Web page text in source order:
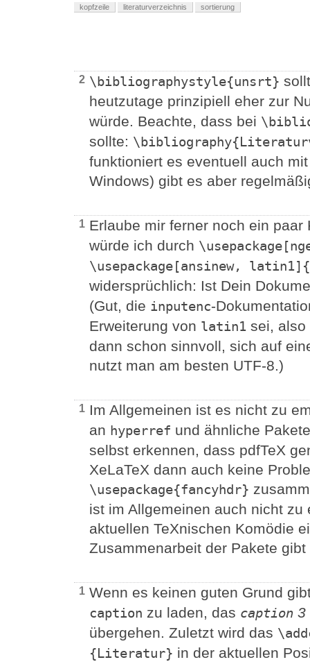
kopfzeile literaturverzeichnis sortierung
2 \bibliographystyle{unsrt}
heutzutage prinzipiell eher zur
würde. Beachte, dass bei
sollte:
funktioniert es eventuell auch
Windows) gibt es aber
1 Erlaube mir ferner noch ein
würde ich durch
\usepackage[ansinew,
widersprüchlich: Ist Dein
(Gut, die inputenc-
Erweiterung von latin1 sei, also
dann schon sinnvoll, sich auf
nutzt man am besten UTF-8.)
1 Im Allgemeinen ist es nicht zu
an hyperref und ähnliche
selbst erkennen, dass pdfTeX
XeLaTeX dann auch keine
\usepackage{fancyhdr}
ist im Allgemeinen auch nicht
aktuellen TeXnischen Komödie
Zusammenarbeit der Pakete gibt
1 Wenn es keinen guten Grund
caption zu laden, das caption 3
übergehen. Zuletzt wird das
{Literatur} in der aktuellen